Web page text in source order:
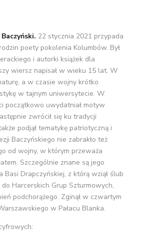
22 stycznia 2021 przypada
poety pokolenia Kolumbów. Był
i autorki książek dla
wiersz napisał w wieku 15 lat. W
a w czasie wojny krótko
w tajnym uniwersytecie. W
początkowo uwydatniał motyw
zwrócił się ku tradycji
podjął tematykę patriotyczną i
Baczyńskiego nie zabrakło też
od wojny, w którym przeważa
Szczególnie znane są jego
Basi Drapczyńskiej, z którą wziął ślub
Harcerskich Grup Szturmowych,
podchorążego. Zginął w czwartym
w Pałacu Blanka.